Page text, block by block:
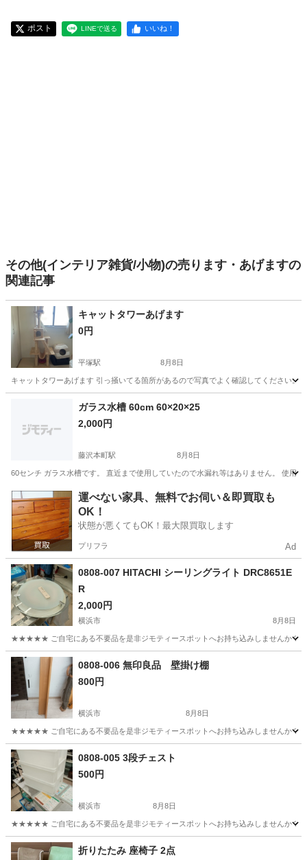
ポスト LINEで送る いいね！
その他(インテリア雑貨/小物)の売ります・あげますの
関連記事
キャットタワーあげます
0円
平塚駅 8月8日
キャットタワーあげます 引っ掻いてる箇所があるので写真でよく確認してください。
平塚駅
ガラス水槽 60cm 60×20×25
2,000円
藤沢本町駅 8月8日
60センチ ガラス水槽です。 直近まで使用していたので水漏れ等はありません。 使
神奈川 藤沢市 藤沢本町駅 家具 水槽
運べない家具、無料でお伺い＆即買取も
OK！
状態が悪くてもOK！最大限買取します
プリフラ Ad
0808-007 HITACHI シーリングライト DRC8651E
R
2,000円
横浜市 8月8日
★★★★★ ご自宅にある不要品を是非ジモティースポットへお持ち込みしませんか？
神奈川 横浜市 照明器具 HITACHI
0808-006 無印良品 壁掛け棚
800円
横浜市 8月8日
★★★★★ ご自宅にある不要品を是非ジモティースポットへお持ち込みしませんか？
神奈川 横浜市 現地
0808-005 3段チェスト
500円
横浜市 8月8日
★★★★★ ご自宅にある不要品を是非ジモティースポットへお持ち込みしませんか？
神奈川 横浜市 収納家具 チェスト
折りたたみ 座椅子 2点